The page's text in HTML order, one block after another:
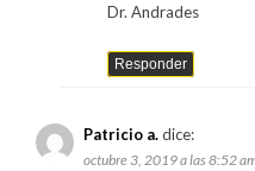
Dr. Andrades
Responder
Patricio a.dice:
octubre 3, 2019 a las 8:52